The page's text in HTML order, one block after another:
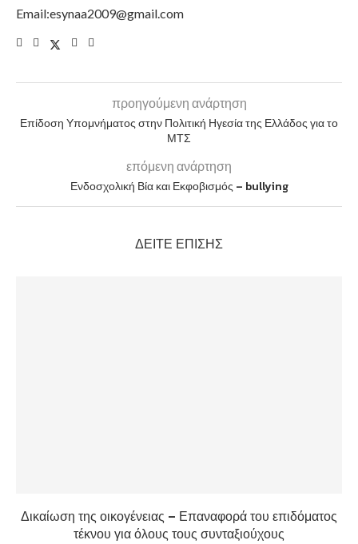
Email:esynaa2009@gmail.com
προηγούμενη ανάρτηση
Επίδοση Υπομνήματος στην Πολιτική Ηγεσία της Ελλάδος για το
ΜΤΣ
επόμενη ανάρτηση
Ενδοσχολική Βία και Εκφοβισμός – bullying
ΔΕΊΤΕ ΕΠΊΣΗΣ
Δικαίωση της οικογένειας – Επαναφορά του επιδόματος
τέκνου για όλους τους συνταξιούχους